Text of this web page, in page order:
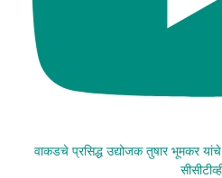
वाकडचे प्रसिद्ध उद्योजक तुषार भूमकर